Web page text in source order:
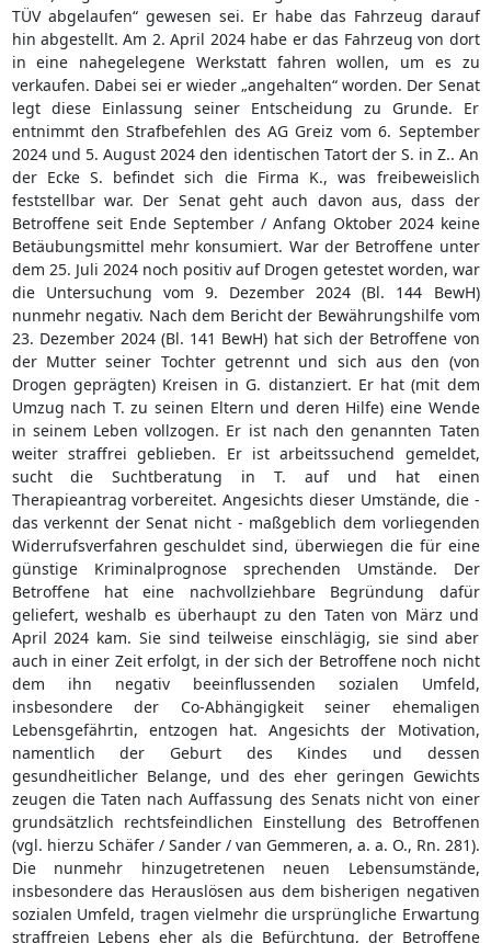
TÜV abgelaufen“ gewesen sei. Er habe das Fahrzeug darauf
hin abgestellt. Am 2. April 2024 habe er das Fahrzeug von dort
in eine nahegelegene Werkstatt fahren wollen, um es zu
verkaufen. Dabei sei er wieder „angehalten“ worden. Der Senat
legt diese Einlassung seiner Entscheidung zu Grunde. Er
entnimmt den Strafbefehlen des AG Greiz vom 6. September
2024 und 5. August 2024 den identischen Tatort der S. in Z.. An
der Ecke S. befindet sich die Firma K., was freibeweislich
feststellbar war. Der Senat geht auch davon aus, dass der
Betroffene seit Ende September / Anfang Oktober 2024 keine
Betäubungsmittel mehr konsumiert. War der Betroffene unter
dem 25. Juli 2024 noch positiv auf Drogen getestet worden, war
die Untersuchung vom 9. Dezember 2024 (Bl. 144 BewH)
nunmehr negativ. Nach dem Bericht der Bewährungshilfe vom
23. Dezember 2024 (Bl. 141 BewH) hat sich der Betroffene von
der Mutter seiner Tochter getrennt und sich aus den (von
Drogen geprägten) Kreisen in G. distanziert. Er hat (mit dem
Umzug nach T. zu seinen Eltern und deren Hilfe) eine Wende
in seinem Leben vollzogen. Er ist nach den genannten Taten
weiter straffrei geblieben. Er ist arbeitssuchend gemeldet,
sucht die Suchtberatung in T. auf und hat einen
Therapieantrag vorbereitet. Angesichts dieser Umstände, die -
das verkennt der Senat nicht - maßgeblich dem vorliegenden
Widerrufsverfahren geschuldet sind, überwiegen die für eine
günstige Kriminalprognose sprechenden Umstände. Der
Betroffene hat eine nachvollziehbare Begründung dafür
geliefert, weshalb es überhaupt zu den Taten von März und
April 2024 kam. Sie sind teilweise einschlägig, sie sind aber
auch in einer Zeit erfolgt, in der sich der Betroffene noch nicht
dem ihn negativ beeinflussenden sozialen Umfeld,
insbesondere der Co-Abhängigkeit seiner ehemaligen
Lebensgefährtin, entzogen hat. Angesichts der Motivation,
namentlich der Geburt des Kindes und dessen
gesundheitlicher Belange, und des eher geringen Gewichts
zeugen die Taten nach Auffassung des Senats nicht von einer
grundsätzlich rechtsfeindlichen Einstellung des Betroffenen
(vgl. hierzu Schäfer / Sander / van Gemmeren, a. a. O., Rn. 281).
Die nunmehr hinzugetretenen neuen Lebensumstände,
insbesondere das Herauslösen aus dem bisherigen negativen
sozialen Umfeld, tragen vielmehr die ursprüngliche Erwartung
straffreien Lebens eher als die Befürchtung, der Betroffene